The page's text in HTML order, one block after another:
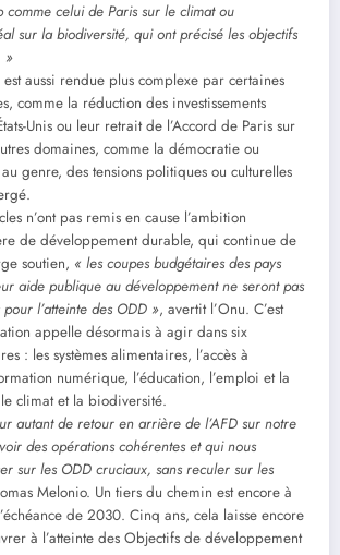
comme celui de Paris sur le climat ou
sur la biodiversité, qui ont précisé les objectifs
»
est aussi rendue plus complexe par certaines
comme la réduction des investissements
Unis ou leur retrait de l’Accord de Paris sur
domaines, comme la démocratie ou
genre, des tensions politiques ou culturelles
n’ont pas remis en cause l’ambition
de développement durable, qui continue de
soutien, « les coupes budgétaires des pays
aide publique au développement ne seront pas
l’atteinte des ODD », avertit l’Onu. C’est
appelle désormais à agir dans six
: les systèmes alimentaires, l’accès à
numérique, l’éducation, l’emploi et la
climat et la biodiversité.
autant de retour en arrière de l’AFD sur notre
des opérations cohérentes et qui nous
sur les ODD cruciaux, sans reculer sur les
Melonio. Un tiers du chemin est encore à
de 2030. Cinq ans, cela laisse encore
à l’atteinte des Objectifs de développement